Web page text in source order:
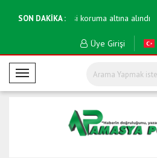
SON DAKİKA :
kaya kitabesi koruma altına alındı
Üye Girişi
M
o